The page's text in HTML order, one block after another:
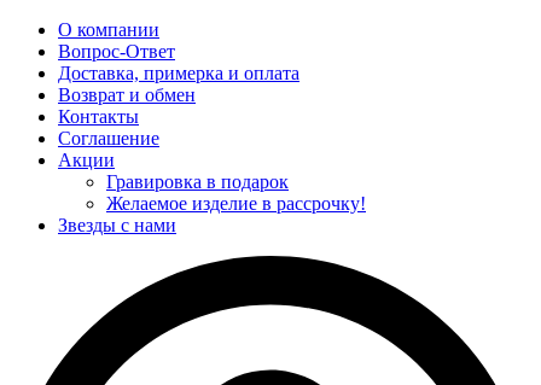
О компании
Вопрос-Ответ
Доставка, примерка и оплата
Возврат и обмен
Контакты
Соглашение
Акции
Гравировка в подарок
Желаемое изделие в рассрочку!
Звезды с нами